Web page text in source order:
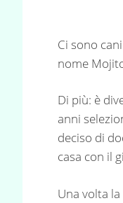
Ci sono
nome
Di più: è
anni
deciso di
casa con il
Una volta la